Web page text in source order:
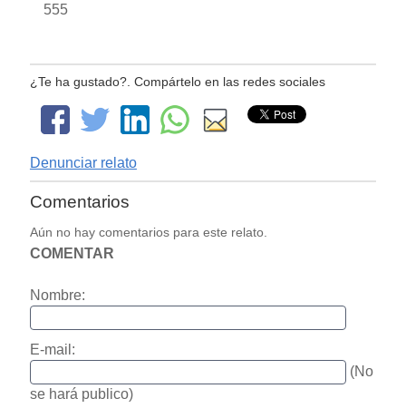
555
¿Te ha gustado?. Compártelo en las redes sociales
Denunciar relato
Comentarios
Aún no hay comentarios para este relato.
COMENTAR
Nombre:
E-mail:
(No
se hará publico)